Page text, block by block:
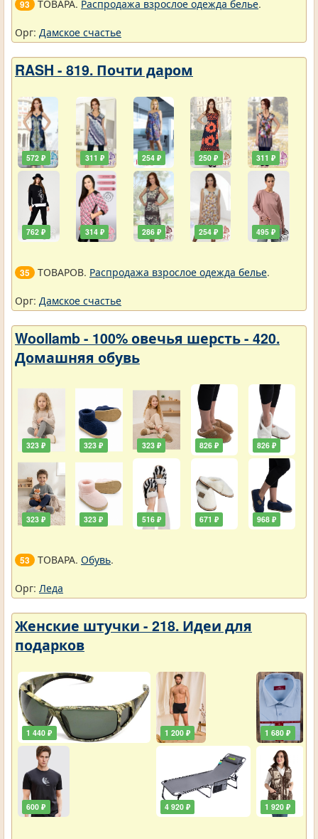
93 ТОВАРА. Распродажа взрослое одежда белье.
Орг: Дамское счастье
RASH - 819. Почти даром
572 ₽
762 ₽
311 ₽
314 ₽
254 ₽
286 ₽
250 ₽
254 ₽
311 ₽
495 ₽
35 ТОВАРОВ. Распродажа взрослое одежда белье.
Орг: Дамское счастье
Woollamb - 100% овечья шерсть - 420.
Домашняя обувь
323 ₽
323 ₽
323 ₽
323 ₽
323 ₽
516 ₽
826 ₽
671 ₽
826 ₽
968 ₽
53 ТОВАРА. Обувь.
Орг: Леда
Женские штучки - 218. Идеи для
подарков
1 440 ₽
600 ₽
1 200 ₽
4 920 ₽
1 680 ₽
1 920 ₽